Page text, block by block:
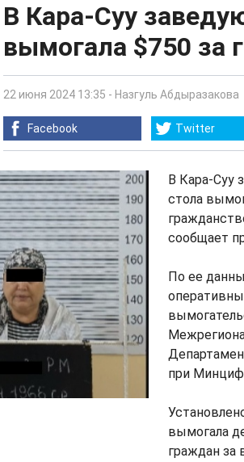
В Кара-Суу
вымогала $750 за
22 июня 2024 13:35 - Назгуль Абдыразакова
Facebook Twitter
В Кара-Суу
стола
сообщает
По ее
при
вымогала
граждан за